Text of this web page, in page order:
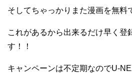
そしてちゃっかりまた漫画を無料
これがあるから出来るだけ早く登
す！！
キャンペーンは不定期なのでU-